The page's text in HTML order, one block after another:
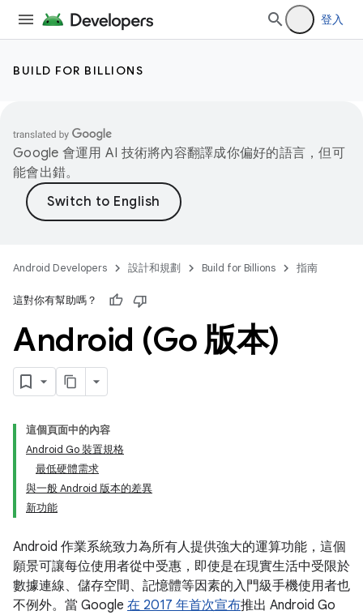
登入
BUILD FOR BILLIONS
Google 會運用 AI 技術將內容翻譯成你偏好的語言，但可
能會出錯。
Android Developers 設計和規劃 Build for Billions 指南
這對你有幫助嗎？
Android (Go 版本)
這個頁面中的內容
Android Go 裝置規格
最低硬體需求
與一般 Android 版本的差異
新功能
Android 作業系統致力為所有人提供強大的運算功能，這個
願景可讓每位使用者從中受惠，即使是在現實生活中受限於
數據連線、儲存空間、記憶體等因素的入門級手機使用者也
不例外。當 Google 在 2017 年首次宣布推出 Android Go